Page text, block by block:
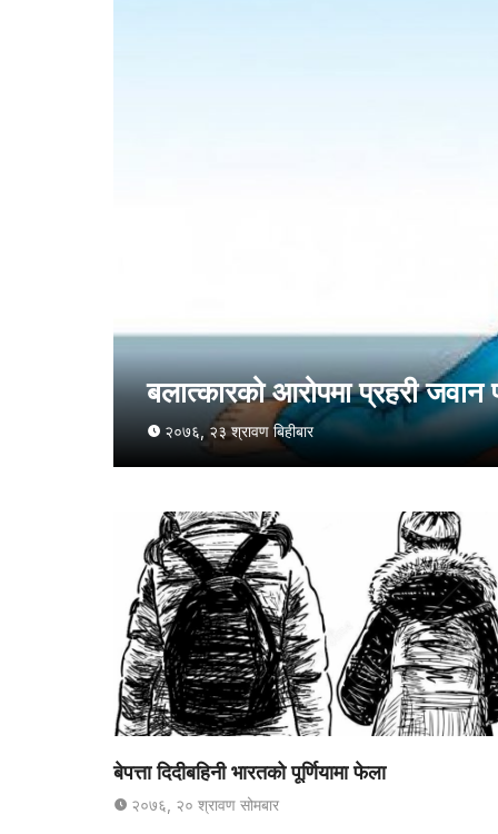
बलात्कारको आरोपमा प्रहरी जवान
२०७६, २३ श्रावण बिहीबार
बेपत्ता दिदीबहिनी भारतको पूर्णियामा फेला
२०७६, २० श्रावण सोमबार